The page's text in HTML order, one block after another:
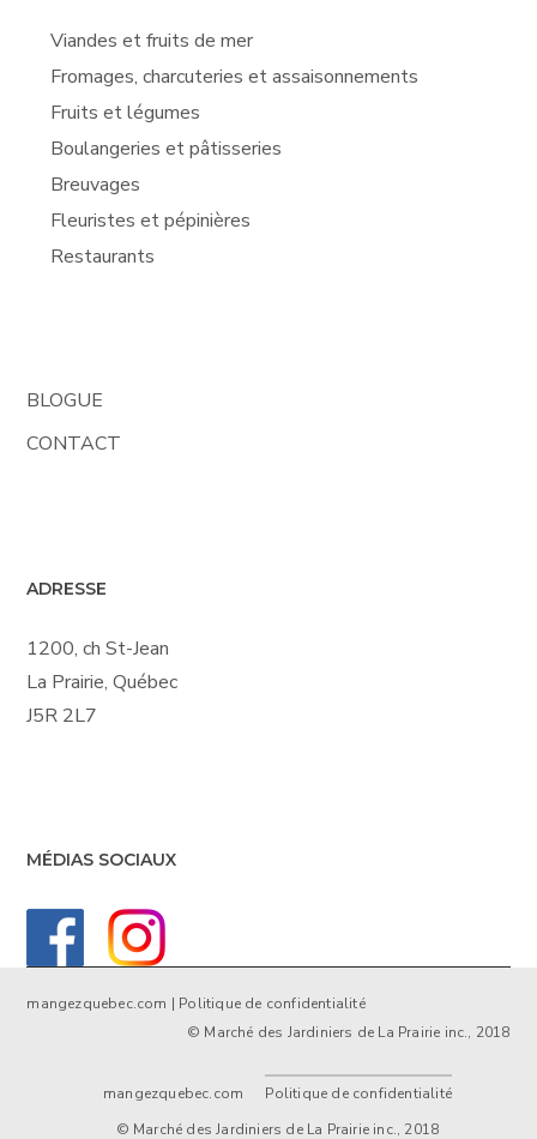
Viandes et fruits de mer
Fromages, charcuteries et assaisonnements
Fruits et légumes
Boulangeries et pâtisseries
Breuvages
Fleuristes et pépinières
Restaurants
BLOGUE
CONTACT
ADRESSE
1200, ch St-Jean
La Prairie, Québec
J5R 2L7
MÉDIAS SOCIAUX
mangezquebec.com | Politique de confidentialité
© Marché des Jardiniers de La Prairie inc., 2018
mangezquebec.com
Politique de confidentialité
© Marché des Jardiniers de La Prairie inc., 2018